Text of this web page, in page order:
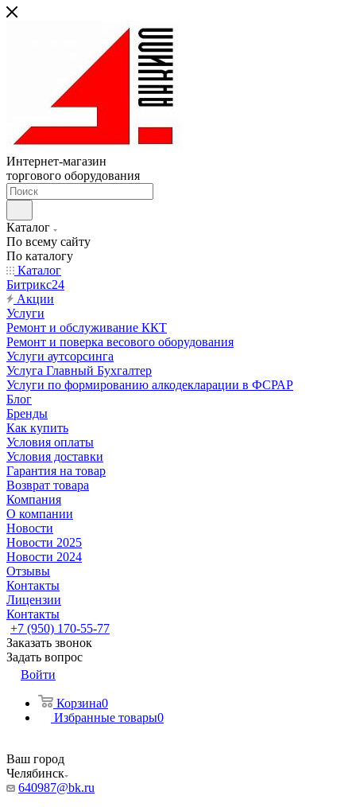
Интернет-магазин
торгового оборудования
Каталог
По всему сайту
По каталогу
Каталог
Битрикс24
Акции
Услуги
Ремонт и обслуживание ККТ
Ремонт и поверка весового оборудования
Услуги аутсорсинга
Услуга Главный Бухгалтер
Услуги по формированию алкодекларации в ФСРАР
Блог
Бренды
Как купить
Условия оплаты
Условия доставки
Гарантия на товар
Возврат товара
Компания
О компании
Новости
Новости 2025
Новости 2024
Отзывы
Контакты
Лицензии
Контакты
+7 (950) 170-55-77
Заказать звонок
Задать вопрос
Войти
Корзина0
Избранные товары0
Ваш город
Челябинск
640987@bk.ru